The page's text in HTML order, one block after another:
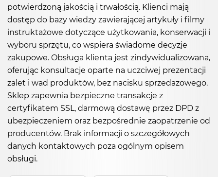
potwierdzoną jakością i trwałością. Klienci mają
dostęp do bazy wiedzy zawierającej artykuły i filmy
instruktażowe dotyczące użytkowania, konserwacji i
wyboru sprzętu, co wspiera świadome decyzje
zakupowe. Obsługa klienta jest zindywidualizowana,
oferując konsultacje oparte na uczciwej prezentacji
zalet i wad produktów, bez nacisku sprzedażowego.
Sklep zapewnia bezpieczne transakcje z
certyfikatem SSL, darmową dostawę przez DPD z
ubezpieczeniem oraz bezpośrednie zaopatrzenie od
producentów. Brak informacji o szczegółowych
danych kontaktowych poza ogólnym opisem
obsługi.